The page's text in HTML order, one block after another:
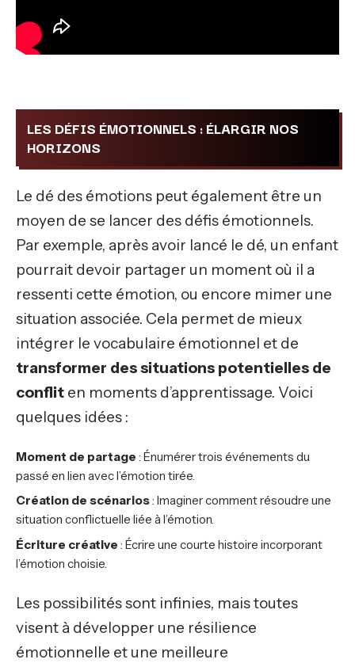
LES DÉFIS ÉMOTIONNELS : ÉLARGIR NOS
HORIZONS
Le dé des émotions peut également être un
moyen de se lancer des défis émotionnels.
Par exemple, après avoir lancé le dé, un enfant
pourrait devoir partager un moment où il a
ressenti cette émotion, ou encore mimer une
situation associée. Cela permet de mieux
intégrer le vocabulaire émotionnel et de
transformer des situations potentielles de
conflit en moments d’apprentissage. Voici
quelques idées :
Moment de partage : Énumérer trois événements du
passé en lien avec l’émotion tirée.
Création de scénarios: Imaginer comment résoudre une
situation conflictuelle liée à l’émotion.
Écriture créative : Écrire une courte histoire incorporant
l’émotion choisie.
Les possibilités sont infinies, mais toutes
visent à développer une résilience
émotionnelle et une meilleure